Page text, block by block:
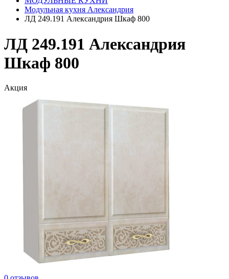
Модульная кухня Александрия
ЛД 249.191 Александрия Шкаф 800
ЛД 249.191 Александрия
Шкаф 800
Акция